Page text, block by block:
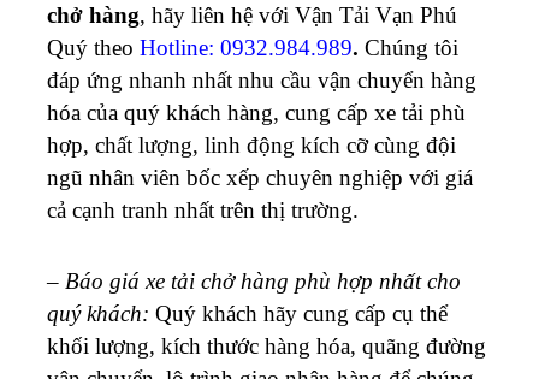
chở hàng, hãy liên hệ với Vận Tải Vạn Phú
Quý theo Hotline: 0932.984.989. Chúng tôi
đáp ứng nhanh nhất nhu cầu vận chuyển hàng
hóa của quý khách hàng, cung cấp xe tải phù
hợp, chất lượng, linh động kích cỡ cùng đội
ngũ nhân viên bốc xếp chuyên nghiệp với giá
cả cạnh tranh nhất trên thị trường.
– Báo giá xe tải chở hàng phù hợp nhất cho
quý khách: Quý khách hãy cung cấp cụ thể
khối lượng, kích thước hàng hóa, quãng đường